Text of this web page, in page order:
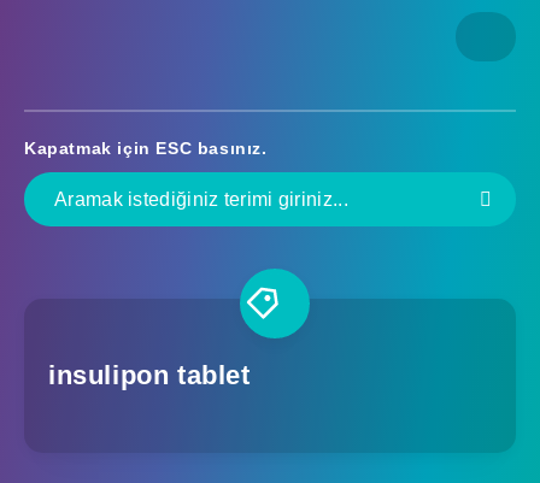
Kapatmak için ESC basınız.
insulipon tablet